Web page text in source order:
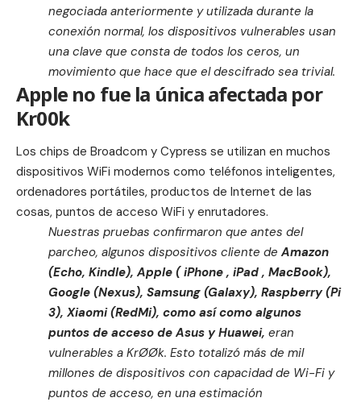
negociada anteriormente y utilizada durante la
conexión normal, los dispositivos vulnerables usan
una clave que consta de todos los ceros, un
movimiento que hace que el descifrado sea trivial.
Apple no fue la única afectada por
Kr00k
Los chips de Broadcom y Cypress se utilizan en muchos
dispositivos WiFi modernos como teléfonos inteligentes,
ordenadores portátiles, productos de Internet de las
cosas, puntos de acceso WiFi y enrutadores.
Nuestras pruebas confirmaron que antes del
parcheo, algunos dispositivos cliente de Amazon
(Echo, Kindle), Apple ( iPhone , iPad , MacBook),
Google (Nexus), Samsung (Galaxy), Raspberry (Pi
3), Xiaomi (RedMi), como así como algunos
puntos de acceso de Asus y Huawei, eran
vulnerables a KrØØk. Esto totalizó más de mil
millones de dispositivos con capacidad de Wi-Fi y
puntos de acceso, en una estimación